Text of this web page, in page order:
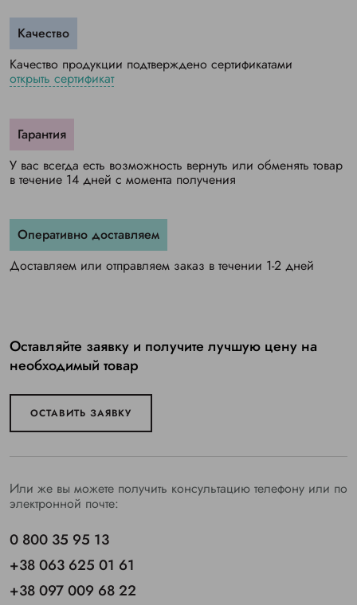
Качество
Качество продукции подтверждено сертификатами
открыть сертификат
Гарантия
У вас всегда есть возможность вернуть или обменять товар
в течение 14 дней с момента получения
Оперативно доставляем
Доставляем или отправляем заказ в течении 1-2 дней
Оставляйте заявку и получите лучшую цену на
необходимый товар
ОСТАВИТЬ ЗАЯВКУ
Или же вы можете получить консультацию телефону или по
электронной почте:
0 800 35 95 13
+38 063 625 01 61
+38 097 009 68 22